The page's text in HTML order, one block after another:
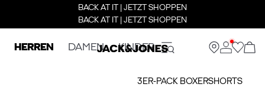
BACK AT IT | JETZT SHOPPEN
BACK AT IT | JETZT SHOPPEN
HERREN DAMEN KINDER
3ER-PACK BOXERSHORTS